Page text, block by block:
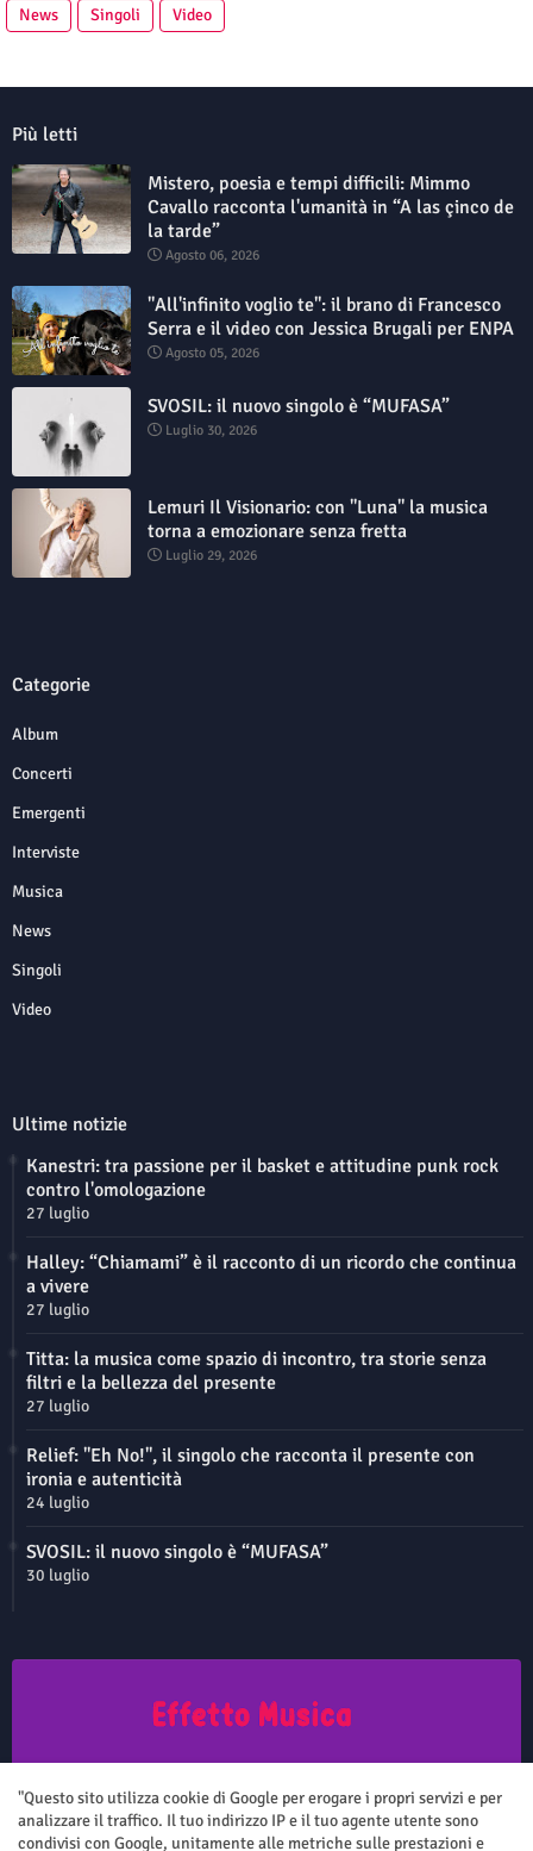
News
Singoli Video
Più letti
Mistero, poesia e tempi difficili: Mimmo
Cavallo racconta l'umanità in “A las çinco de
la tarde”
Agosto 06, 2026
"All'infinito voglio te": il brano di Francesco
Serra e il video con Jessica Brugali per ENPA
Agosto 05, 2026
SVOSIL: il nuovo singolo è “MUFASA”
Luglio 30, 2026
Lemuri Il Visionario: con "Luna" la musica
torna a emozionare senza fretta
Luglio 29, 2026
Categorie
Album
Concerti
Emergenti
Interviste
Musica
News
Singoli
Video
Ultime notizie
Kanestri: tra passione per il basket e attitudine punk rock
contro l'omologazione
27 luglio
Halley: “Chiamami” è il racconto di un ricordo che continua
a vivere
27 luglio
Titta: la musica come spazio di incontro, tra storie senza
filtri e la bellezza del presente
27 luglio
Relief: "Eh No!", il singolo che racconta il presente con
ironia e autenticità
24 luglio
SVOSIL: il nuovo singolo è “MUFASA”
30 luglio
aggiornato senza nessuna periodicità. Non può pertanto considerarsi
un prodotto editoriale ai sensi della legge n.62 del 7.03.2001
"Questo sito utilizza cookie di Google per erogare i propri servizi e per
analizzare il traffico. Il tuo indirizzo IP e il tuo agente utente sono
condivisi con Google, unitamente alle metriche sulle prestazioni e